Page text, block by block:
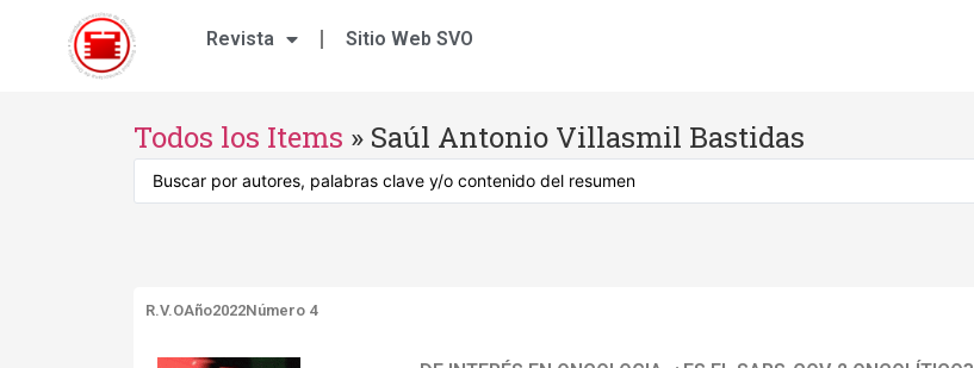
Revista Sitio Web SVO
Todos los Items » Saúl Antonio Villasmil Bastidas
R.V.OAño2022Número 4